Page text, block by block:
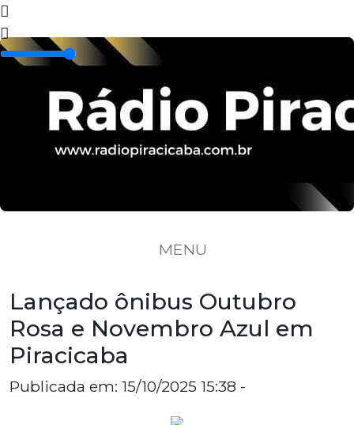
MENU
Lançado ônibus Outubro
Rosa e Novembro Azul em
Piracicaba
Publicada em: 15/10/2025 15:38 -